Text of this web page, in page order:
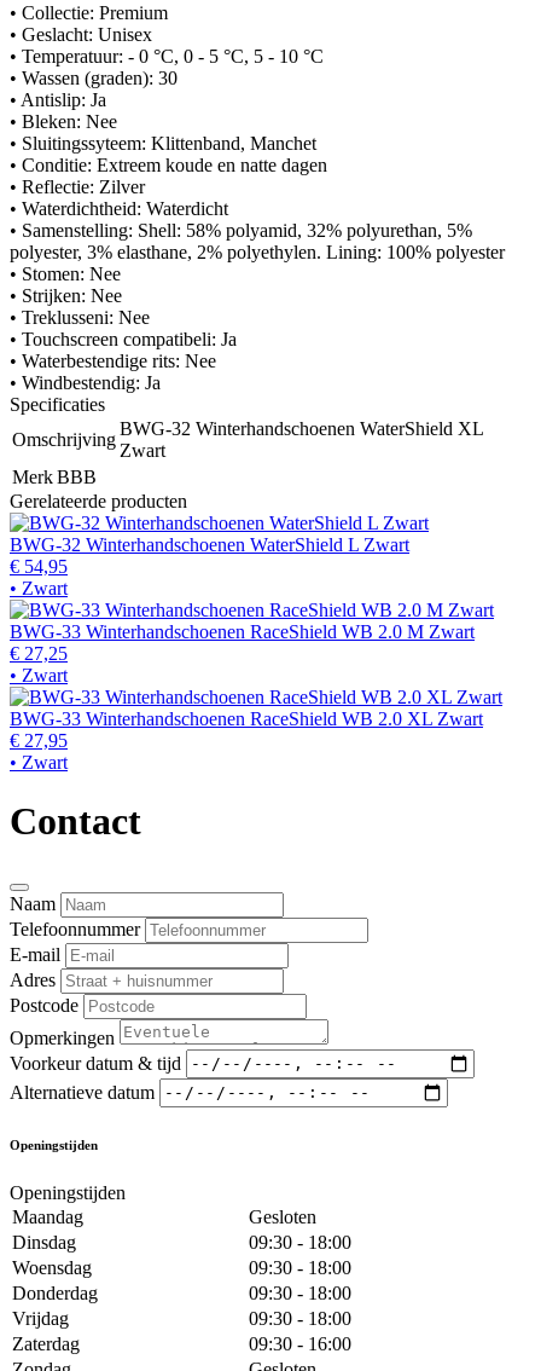
• Collectie: Premium
• Geslacht: Unisex
• Temperatuur: - 0 °C, 0 - 5 °C, 5 - 10 °C
• Wassen (graden): 30
• Antislip: Ja
• Bleken: Nee
• Sluitingssyteem: Klittenband, Manchet
• Conditie: Extreem koude en natte dagen
• Reflectie: Zilver
• Waterdichtheid: Waterdicht
• Samenstelling: Shell: 58% polyamid, 32% polyurethan, 5%
polyester, 3% elasthane, 2% polyethylen. Lining: 100% polyester
• Stomen: Nee
• Strijken: Nee
• Treklusseni: Nee
• Touchscreen compatibeli: Ja
• Waterbestendige rits: Nee
• Windbestendig: Ja
Specificaties
Omschrijving
BWG-32 Winterhandschoenen WaterShield XL
Zwart
MerkBBB
Gerelateerde producten
BWG-32 Winterhandschoenen WaterShield L Zwart
€ 54,95
• Zwart
BWG-33 Winterhandschoenen RaceShield WB 2.0 M Zwart
€ 27,25
• Zwart
BWG-33 Winterhandschoenen RaceShield WB 2.0 XL Zwart
€ 27,95
• Zwart
Contact
Naam
Telefoonnummer
E-mail
Adres
Postcode
Opmerkingen
Voorkeur datum & tijd
Alternatieve datum
Openingstijden
Openingstijden
Maandag
Gesloten
Dinsdag
09:30 - 18:00
Woensdag
09:30 - 18:00
Donderdag
09:30 - 18:00
Vrijdag
09:30 - 18:00
Zaterdag
09:30 - 16:00